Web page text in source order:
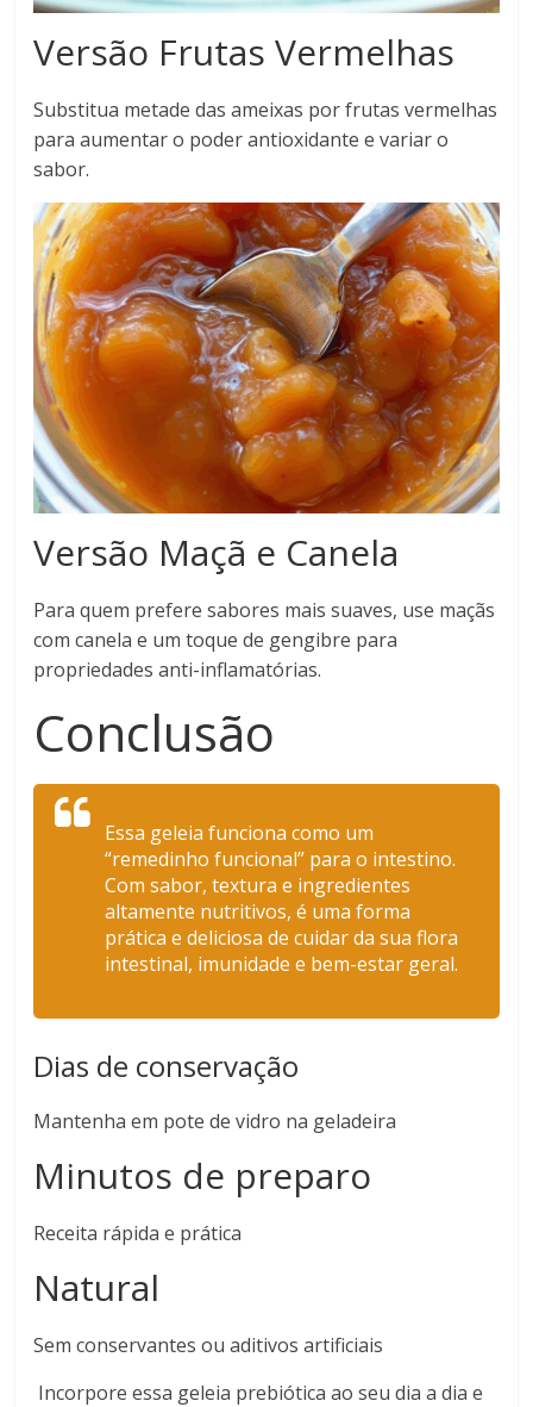
Versão Frutas Vermelhas
Substitua metade das ameixas por frutas vermelhas
para aumentar o poder antioxidante e variar o
sabor.
Versão Maçã e Canela
Para quem prefere sabores mais suaves, use maçãs
com canela e um toque de gengibre para
propriedades anti-inflamatórias.
Conclusão
Essa geleia funciona como um
“remedinho funcional” para o intestino.
Com sabor, textura e ingredientes
altamente nutritivos, é uma forma
prática e deliciosa de cuidar da sua flora
intestinal, imunidade e bem-estar geral.
Dias de conservação
Mantenha em pote de vidro na geladeira
Minutos de preparo
Receita rápida e prática
Natural
Sem conservantes ou aditivos artificiais
Incorpore essa geleia prebiótica ao seu dia a dia e